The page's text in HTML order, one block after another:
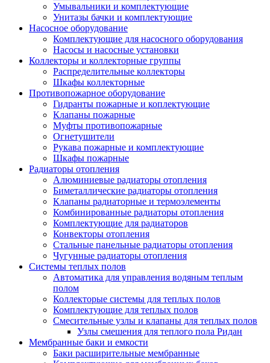
Умывальники и комплектующие
Унитазы бачки и комплектующие
Насосное оборудование
Комплектующие для насосного оборудования
Насосы и насосные установки
Коллекторы и коллекторные группы
Распределительные коллекторы
Шкафы коллекторные
Противопожарное оборудование
Гидранты пожарные и коплектующие
Клапаны пожарные
Муфты противопожарные
Огнетушители
Рукава пожарные и комплектующие
Шкафы пожарные
Радиаторы отопления
Алюминиевые радиаторы отопления
Биметаллические радиаторы отопления
Клапаны радиаторные и термоэлементы
Комбинированные радиаторы отопления
Комплектующие для радиаторов
Конвекторы отопления
Стальные панельные радиаторы отопления
Чугунные радиаторы отопления
Системы теплых полов
Автоматика для управления водяным теплым
полом
Коллекторые системы для теплых полов
Комплектующие для теплых полов
Смесительные узлы и клапаны для теплых полов
Узлы смешения для теплого пола Ридан
Мембранные баки и емкости
Баки расширительные мембранные